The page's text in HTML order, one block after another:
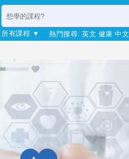
所有課程 ▼ 熱門搜尋: 英文 健康 中文